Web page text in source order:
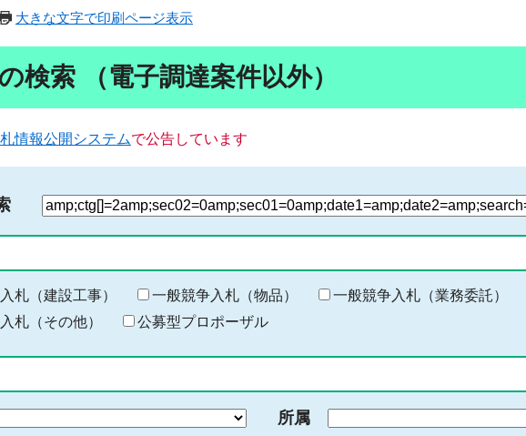
大きな文字で印刷ページ表示
検索 （電子調達案件以外）
情報公開システムで公告しています
検
る
キ
ー
ー
入
札（建設工事） 一般競争入札（物品）
一般競争入札（業務委託）
札（その他）
公募型プロポーザル
所属